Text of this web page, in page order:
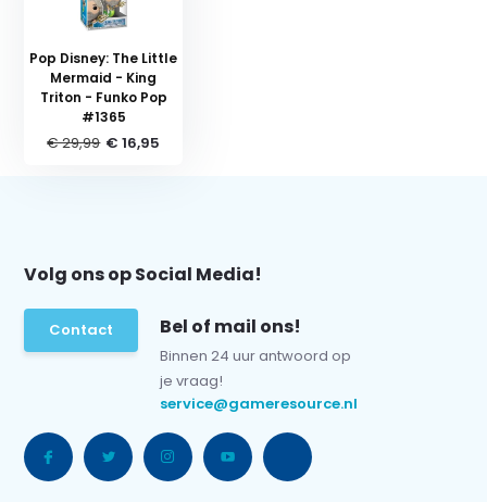
Pop Disney: The Little
Mermaid - King
Triton - Funko Pop
#1365
€ 29,99 € 16,95
Volg ons op Social Media!
Contact Bel of mail ons!
Binnen 24 uur antwoord op
je vraag!
service@gameresource.nl